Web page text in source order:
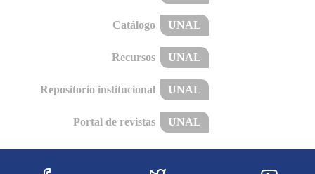
Catálogo UNAL
Recursos UNAL
Repositorio institucional UNAL
Portal de revistas UNAL